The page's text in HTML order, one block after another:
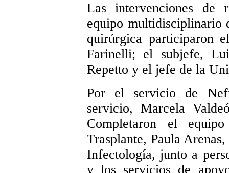
Las intervenciones de
equipo multidisciplinario
quirúrgica participaron
Farinelli; el subjefe,
Repetto y el jefe de la
Por el servicio de
servicio, Marcela
Completaron el
Trasplante, Paula
Infectología, junto a
y los servicios de